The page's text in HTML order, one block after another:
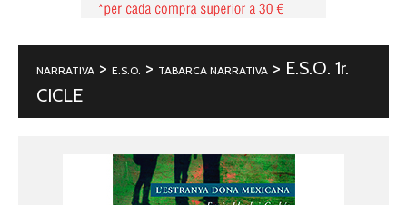
NARRATIVA > E.S.O. > TABARCA NARRATIVA > E.S.O. 1r.
CICLE